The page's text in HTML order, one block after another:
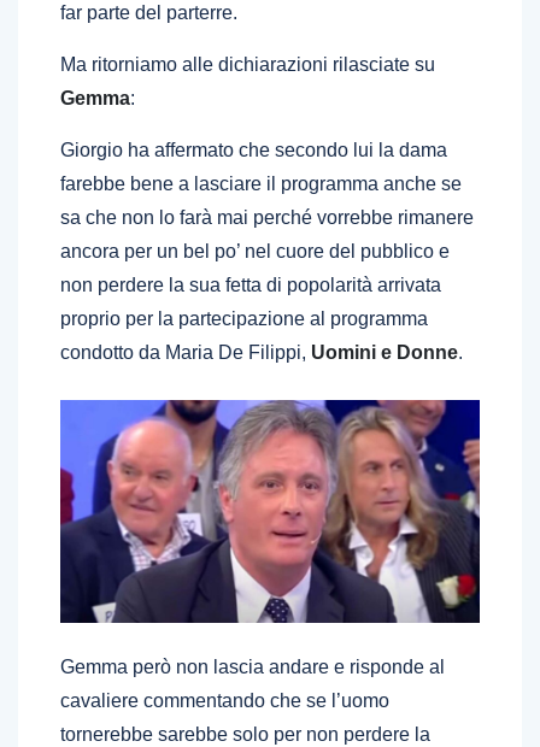
far parte del parterre.
Ma ritorniamo alle dichiarazioni rilasciate su
Gemma:
Giorgio ha affermato che secondo lui la dama
farebbe bene a lasciare il programma anche se
sa che non lo farà mai perché vorrebbe rimanere
ancora per un bel po’ nel cuore del pubblico e
non perdere la sua fetta di popolarità arrivata
proprio per la partecipazione al programma
condotto da Maria De Filippi, Uomini e Donne.
Gemma però non lascia andare e risponde al
cavaliere commentando che se l’uomo
tornerebbe sarebbe solo per non perdere la